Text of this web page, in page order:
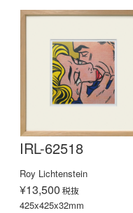
IRL-62518
Roy Lichtenstein
¥13,500 税抜
425x425x32mm